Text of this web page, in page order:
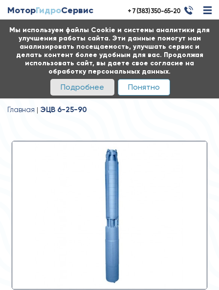
Мы используем файлы Cookie и системы аналитики для
улучшения работы сайта. Эти данные помогут нам
анализировать посещаемость, улучшать сервис и
делать контент более удобным для вас. Продолжая
использовать сайт, вы даете свое согласие на
обработку персональных данных.
Подробнее Понятно
МоторГидроСервис + 7 (383) 350-65-20
Главная ЭЦВ 6-25-90